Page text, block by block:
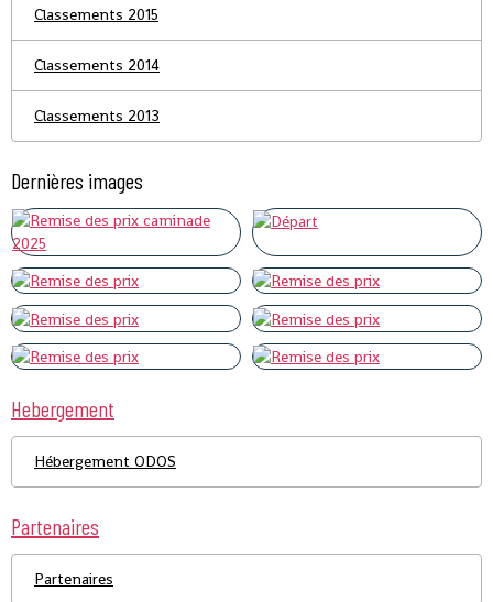
Classements 2015
Classements 2014
Classements 2013
Dernières images
Hebergement
Hébergement ODOS
Partenaires
Partenaires